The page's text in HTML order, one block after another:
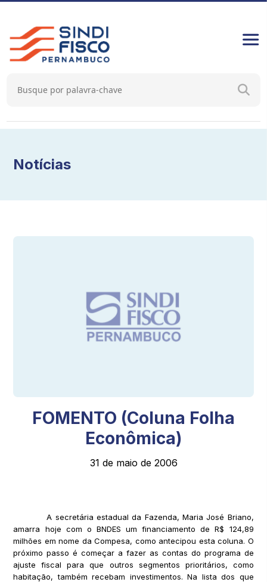
Notícias
FOMENTO (Coluna Folha
Econômica)
31 de maio de 2006
A secretária estadual da Fazenda, Maria José Briano,
amarra hoje com o BNDES um financiamento de R$ 124,89
milhões em nome da Compesa, como antecipou esta coluna. O
próximo passo é começar a fazer as contas do programa de
ajuste fiscal para que outros segmentos prioritários, como
habitação, também recebam investimentos. Na lista dos que